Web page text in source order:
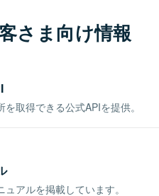
さま向け情報
取得できる公式APIを提供。
アルを掲載しています。